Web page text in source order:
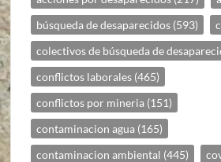
búsqueda de desaparecidos (593)
colectivos de búsqueda de
conflictos laborales (465)
conflictos por mineria (151)
contaminacion agua (165)
contaminacion ambiental (445)